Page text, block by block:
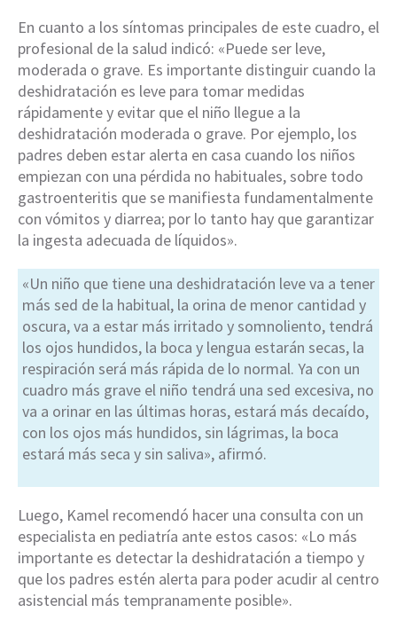
En cuanto a los síntomas principales de este cuadro, el
profesional de la salud indicó: «Puede ser leve,
moderada o grave. Es importante distinguir cuando la
deshidratación es leve para tomar medidas
rápidamente y evitar que el niño llegue a la
deshidratación moderada o grave. Por ejemplo, los
padres deben estar alerta en casa cuando los niños
empiezan con una pérdida no habituales, sobre todo
gastroenteritis que se manifiesta fundamentalmente
con vómitos y diarrea; por lo tanto hay que garantizar
la ingesta adecuada de líquidos».
«Un niño que tiene una deshidratación leve va a tener
más sed de la habitual, la orina de menor cantidad y
oscura, va a estar más irritado y somnoliento, tendrá
los ojos hundidos, la boca y lengua estarán secas, la
respiración será más rápida de lo normal. Ya con un
cuadro más grave el niño tendrá una sed excesiva, no
va a orinar en las últimas horas, estará más decaído,
con los ojos más hundidos, sin lágrimas, la boca
estará más seca y sin saliva», afirmó.
Luego, Kamel recomendó hacer una consulta con un
especialista en pediatría ante estos casos: «Lo más
importante es detectar la deshidratación a tiempo y
que los padres estén alerta para poder acudir al centro
asistencial más tempranamente posible».